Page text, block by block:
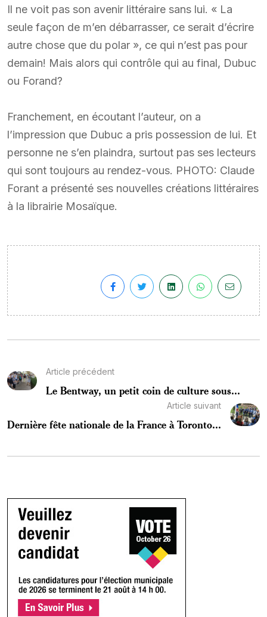
Il ne voit pas son avenir littéraire sans lui. « La
seule façon de m’en débarrasser, ce serait d’écrire
autre chose que du polar », ce qui n’est pas pour
demain! Mais alors qui contrôle qui au final, Dubuc
ou Forand?
Franchement, en écoutant l’auteur, on a
l’impression que Dubuc a pris possession de lui. Et
personne ne s’en plaindra, surtout pas ses lecteurs
qui sont toujours au rendez-vous. PHOTO: Claude
Forant a présenté ses nouvelles créations littéraires
à la librairie Mosaïque.
Article précédent
Le Bentway, un petit coin de culture sous...
Article suivant
Dernière fête nationale de la France à Toronto...